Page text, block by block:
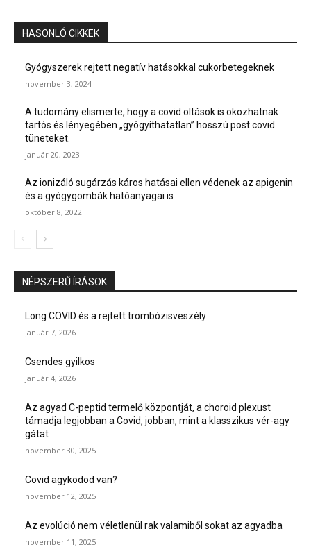
HASONLÓ CIKKEK
Gyógyszerek rejtett negatív hatásokkal cukorbetegeknek
november 3, 2024
A tudomány elismerte, hogy a covid oltások is okozhatnak
tartós és lényegében „gyógyíthatatlan” hosszú post covid
tüneteket.
január 20, 2023
Az ionizáló sugárzás káros hatásai ellen védenek az apigenin
és a gyógygombák hatóanyagai is
október 8, 2022
NÉPSZERŰ ÍRÁSOK
Long COVID és a rejtett trombózisveszély
január 7, 2026
Csendes gyilkos
január 4, 2026
Az agyad C-peptid termelő központját, a choroid plexust
támadja legjobban a Covid, jobban, mint a klasszikus vér-agy
gátat
november 30, 2025
Covid agyködöd van?
november 12, 2025
Az evolúció nem véletlenül rak valamiből sokat az agyadba
november 11, 2025